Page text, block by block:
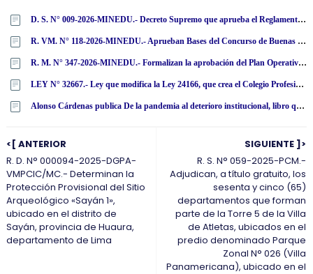
D. S. N° 009-2026-MINEDU.- Decreto Supremo que aprueba el Reglamento de la Ley N° 32494, Ley que establece mecanismos excepcionales para garantizar la continuidad formativa de estudiantes de universidades asociativas sin fines de lucro, creadas por ley, con licencia institucional denegada
R. VM. N° 118-2026-MINEDU.- Aprueban Bases del Concurso de Buenas Prácticas de Gestión Educativa en las Direcciones Regionales de Educación - DRE o las que hagan sus veces y las Unidades de Gestión Educativa Local - UGEL 2026 - «Gestión que transforma la escuela»
R. M. N° 347-2026-MINEDU.- Formalizan la aprobación del Plan Operativo Institucional Multianual 2027 - 2029 del Ministerio de Educación
LEY N° 32667.- Ley que modifica la Ley 24166, que crea el Colegio Profesional de Antropólogos, a fin de ampliar las disposiciones sobre su creación y fines
Alonso Cárdenas publica De la pandemia al deterioro institucional, libro que analiza la crisis política de los últimos años
SIGUIENTE ]>
R. S. N° 059-2025-PCM.-
Adjudican, a título gratuito, los
sesenta y cinco (65)
departamentos que forman
parte de la Torre 5 de la Villa
de Atletas, ubicados en el
predio denominado Parque
Zonal N° 026 (Villa
Panamericana), ubicado en el
<[ ANTERIOR
R. D. N° 000094-2025-DGPA-
VMPCIC/MC.- Determinan la
Protección Provisional del Sitio
Arqueológico «Sayán 1»,
ubicado en el distrito de
Sayán, provincia de Huaura,
departamento de Lima